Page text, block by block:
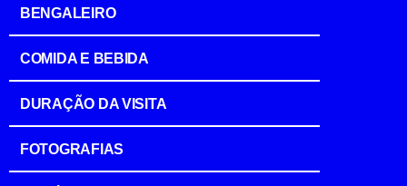
BENGALEIRO
COMIDA E BEBIDA
DURAÇÃO DA VISITA
FOTOGRAFIAS